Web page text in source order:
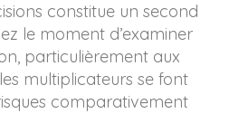
constitue un second
le moment d’examiner
particulièrement aux
multiplicateurs se font
comparativement